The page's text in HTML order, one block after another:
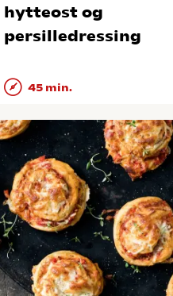
hytteost og
persilledressing
45 min.